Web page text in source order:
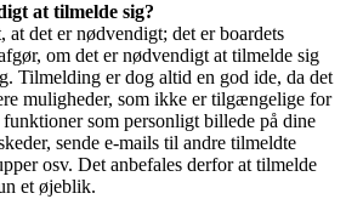
at tilmelde sig?
at det er nødvendigt; det er boardets
om det er nødvendigt at tilmelde sig
Tilmelding er dog altid en god ide, da det
muligheder, som ikke er tilgængelige for
som personligt billede på dine
sende e-mails til andre tilmeldte
osv. Det anbefales derfor at tilmelde
et øjeblik.